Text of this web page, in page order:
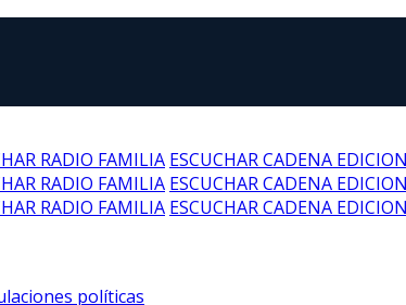
RADIO FAMILIA ESCUCHAR CADENA EDICION
RADIO FAMILIA ESCUCHAR CADENA EDICION
RADIO FAMILIA ESCUCHAR CADENA EDICION